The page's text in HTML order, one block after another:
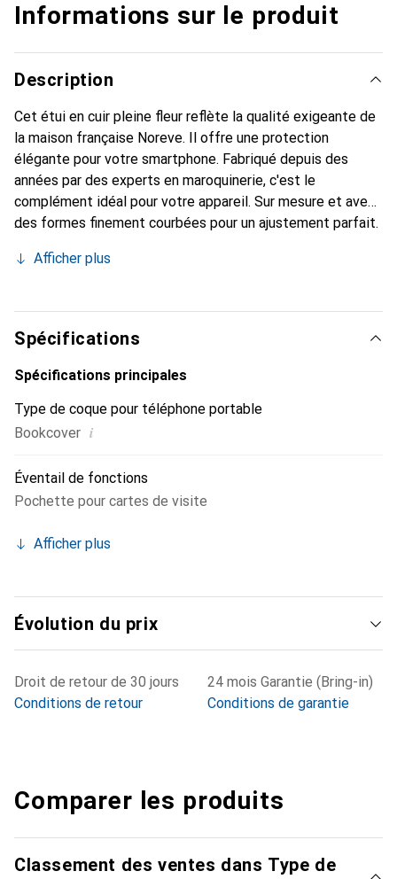
Informations sur le produit
Description
Cet étui en cuir pleine fleur reflète la qualité exigeante de
la maison française Noreve. Il offre une protection
élégante pour votre smartphone. Fabriqué depuis des
années par des experts en maroquinerie, c'est le
complément idéal pour votre appareil. Sur mesure et avec
des formes finement courbées pour un ajustement parfait.
smartphone. La marque Noreve est reconnue
constitue toujours un bon choix pour le client exigeant.
Afficher plus
Spécifications
Spécifications principales
Type de coque pour téléphone portable
Bookcover i
Éventail de fonctions
Pochette pour cartes de visite
Afficher plus
Évolution du prix
Droit de retour de 30 jours
Conditions de retour
24 mois Garantie (Bring-in)
Conditions de garantie
Comparer les produits
Classement des ventes dans Type de